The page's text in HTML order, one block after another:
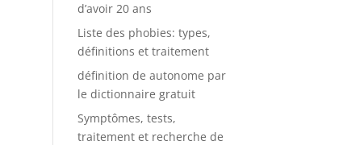
d’avoir 20 ans
Liste des phobies: types,
définitions et traitement
définition de autonome par
le dictionnaire gratuit
Symptômes, tests,
traitement et recherche de